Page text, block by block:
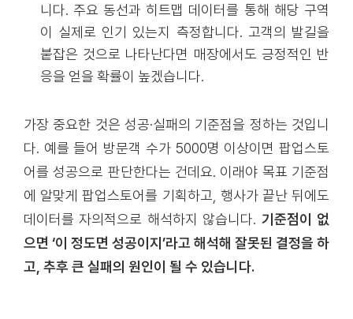
니다. 주요 동선과 히트맵 데이터를 통해 해당 구역
이 실제로 인기 있는지 측정합니다. 고객의 발길을
붙잡은 것으로 나타난다면 매장에서도 긍정적인 반
응을 얻을 확률이 높겠습니다.
가장 중요한 것은 성공·실패의 기준점을 정하는 것입니
다. 예를 들어 방문객 수가 5000명 이상이면 팝업스토
어를 성공으로 판단한다는 건데요. 이래야 목표 기준점
에 알맞게 팝업스토어를 기획하고, 행사가 끝난 뒤에도
데이터를 자의적으로 해석하지 않습니다. 기준점이 없
으면 ‘이 정도면 성공이지’라고 해석해 잘못된 결정을 하
고, 추후 큰 실패의 원인이 될 수 있습니다.